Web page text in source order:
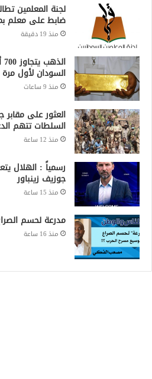
لجنة المعلمين
ضابط على معلم
منذ 19 دقيقة
السودان لأول مرة
منذ 9 ساعات
العثور على
السلطات تتهم الدعم
منذ 12 ساعة
رسمياً : الهلال
جوزيف زينباور
منذ 15 ساعة
مدرعة لحسم
منذ 16 ساعة